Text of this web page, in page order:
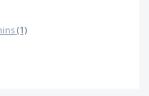
(1)